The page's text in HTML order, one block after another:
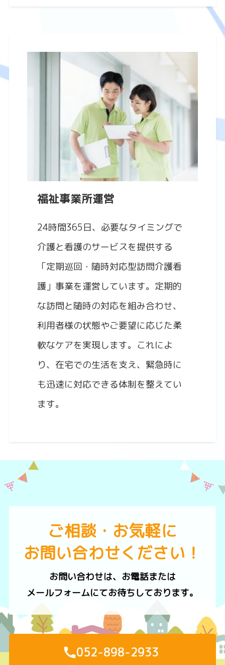
福祉事業所運営
24時間365日、必要なタイミングで
介護と看護のサービスを提供する
「定期巡回・随時対応型訪問介護看
護」事業を運営しています。定期的
な訪問と随時の対応を組み合わせ、
利用者様の状態やご要望に応じた柔
軟なケアを実現します。これによ
り、在宅での生活を支え、緊急時に
も迅速に対応できる体制を整えてい
ます。
ご相談・お気軽に
お問い合わせください！
お問い合わせは、お電話または
メールフォームにてお待ちしております。
052-898-2933